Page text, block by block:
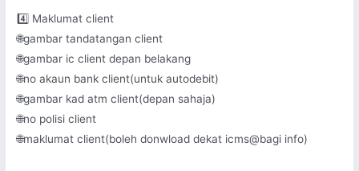
4️⃣ Maklumat client
🌐gambar tandatangan client
🌐gambar ic client depan belakang
🌐no akaun bank client(untuk autodebit)
🌐gambar kad atm client(depan sahaja)
🌐no polisi client
🌐maklumat client(boleh donwload dekat icms@bagi info)